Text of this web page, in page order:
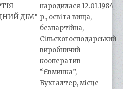
ДІМ”
народилася 12.01.1984
р., освіта вища,
безпартійна,
Сільскогосподарський
виробничий
кооператив
“Євминка”,
Бухгалтер, місце